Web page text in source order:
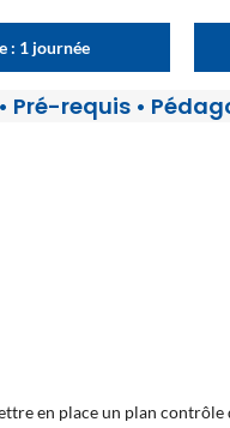
: 1 journée
Pré-requis•
en place un plan